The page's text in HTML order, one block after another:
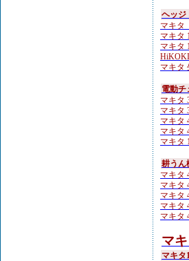
ヘッジ
マキタ
マキタ
マキタ
マキタ
電動チ
マキタ
マキタ
マキタ
マキタ
マキタ
耕うん
マキタ
マキタ
マキタ
マキタ
マキタ
マ
マキタ